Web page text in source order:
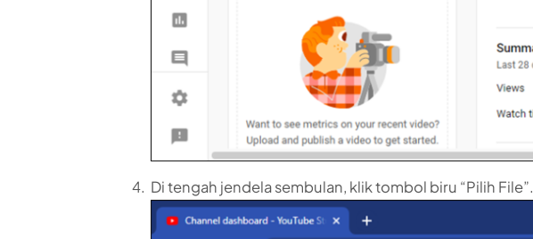
Di tengah jendela sembulan, klik tombol biru “Pilih File”.